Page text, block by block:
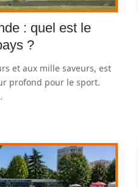
: quel est le
?
et aux mille saveurs, est
profond pour le sport.